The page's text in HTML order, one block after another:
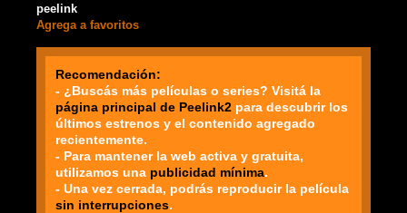
peelink
Agrega a favoritos
Recomendación:
- ¿Buscás más películas o series? Visitá la
página principal de Peelink2 para descubrir los
últimos estrenos y el contenido agregado
recientemente.
- Para mantener la web activa y gratuita,
utilizamos una publicidad mínima.
- Una vez cerrada, podrás reproducir la película
sin interrupciones.